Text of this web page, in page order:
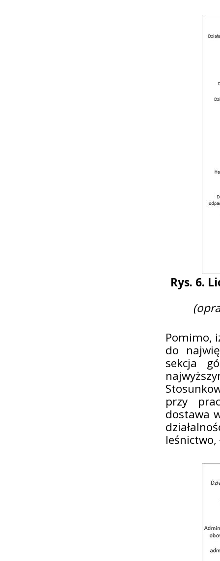
Rys. 6.
Pomimo,
do
sekcja
przy
dostawa
leśnictwo,